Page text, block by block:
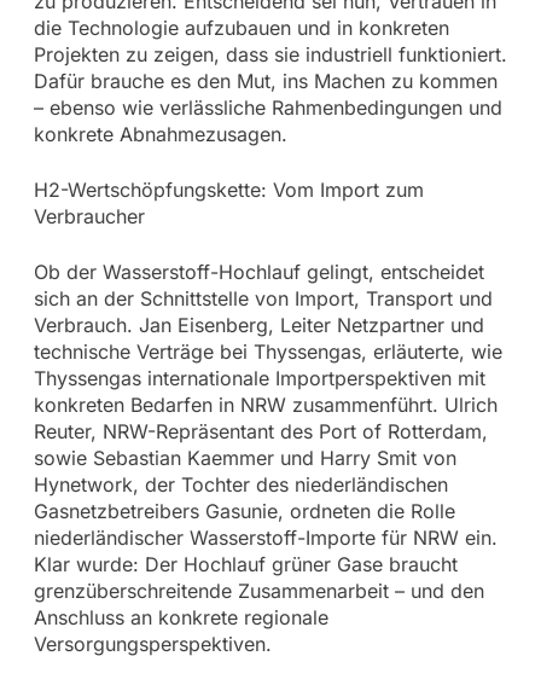
die Technologie aufzubauen und in konkreten
Projekten zu zeigen, dass sie industriell funktioniert.
Dafür brauche es den Mut, ins Machen zu kommen
– ebenso wie verlässliche Rahmenbedingungen und
konkrete Abnahmezusagen.
H2-Wertschöpfungskette: Vom Import zum
Verbraucher
Ob der Wasserstoff-Hochlauf gelingt, entscheidet
sich an der Schnittstelle von Import, Transport und
Verbrauch. Jan Eisenberg, Leiter Netzpartner und
technische Verträge bei Thyssengas, erläuterte, wie
Thyssengas internationale Importperspektiven mit
konkreten Bedarfen in NRW zusammenführt. Ulrich
Reuter, NRW-Repräsentant des Port of Rotterdam,
sowie Sebastian Kaemmer und Harry Smit von
Hynetwork, der Tochter des niederländischen
Gasnetzbetreibers Gasunie, ordneten die Rolle
niederländischer Wasserstoff-Importe für NRW ein.
Klar wurde: Der Hochlauf grüner Gase braucht
grenzüberschreitende Zusammenarbeit – und den
Anschluss an konkrete regionale
Versorgungsperspektiven.